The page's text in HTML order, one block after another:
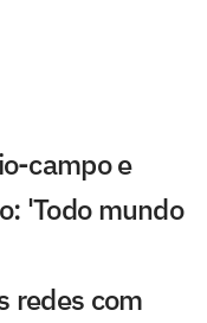
campo e
'Todo mundo
redes com